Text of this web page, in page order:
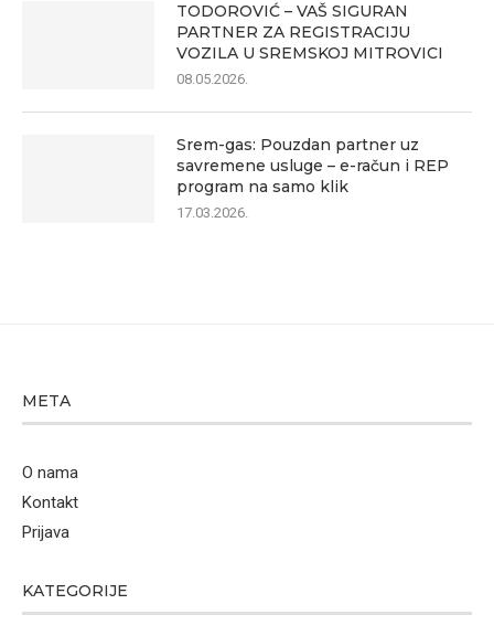
TODOROVIĆ – VAŠ SIGURAN
PARTNER ZA REGISTRACIJU
VOZILA U SREMSKOJ MITROVICI
08.05.2026.
Srem-gas: Pouzdan partner uz
savremene usluge – e-račun i REP
program na samo klik
17.03.2026.
META
O nama
Kontakt
Prijava
KATEGORIJE